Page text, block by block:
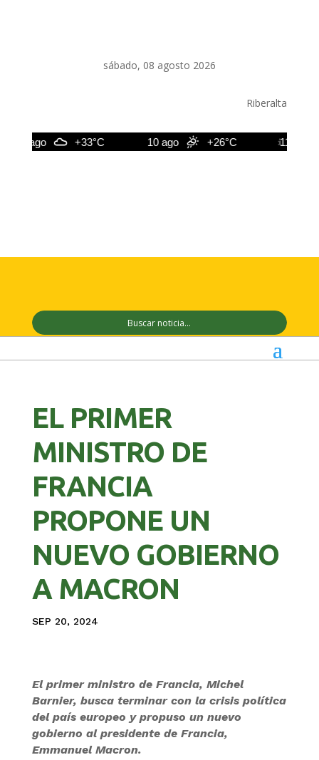
sábado, 08 agosto 2026
Riberalta
9 ago +33°C 10 ago +26°C 11 ago
EL PRIMER
MINISTRO DE
FRANCIA
PROPONE UN
NUEVO GOBIERNO
A MACRON
SEP 20, 2024
El primer ministro de Francia, Michel
Barnier, busca terminar con la crisis política
del país europeo y propuso un nuevo
gobierno al presidente de Francia,
Emmanuel Macron.